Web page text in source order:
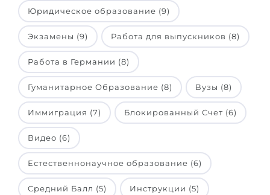
Наши студенты успешно поступают
КОНСУЛЬТАЦИЯ!
Беларусь
Другая страна
ЗАПИСАТЬСЯ НА КОНСУЛЬТАЦИЮ
Юридическое образование (9)
Экзамены (9) Работа для выпускников (8)
Работа в Германии (8)
Гуманитарное Образование (8) Вузы (8)
Иммиграция (7) Блокированный Счет (6)
Видео (6)
Естественнонаучное образование (6)
Средний Балл (5) Инструкции (5)